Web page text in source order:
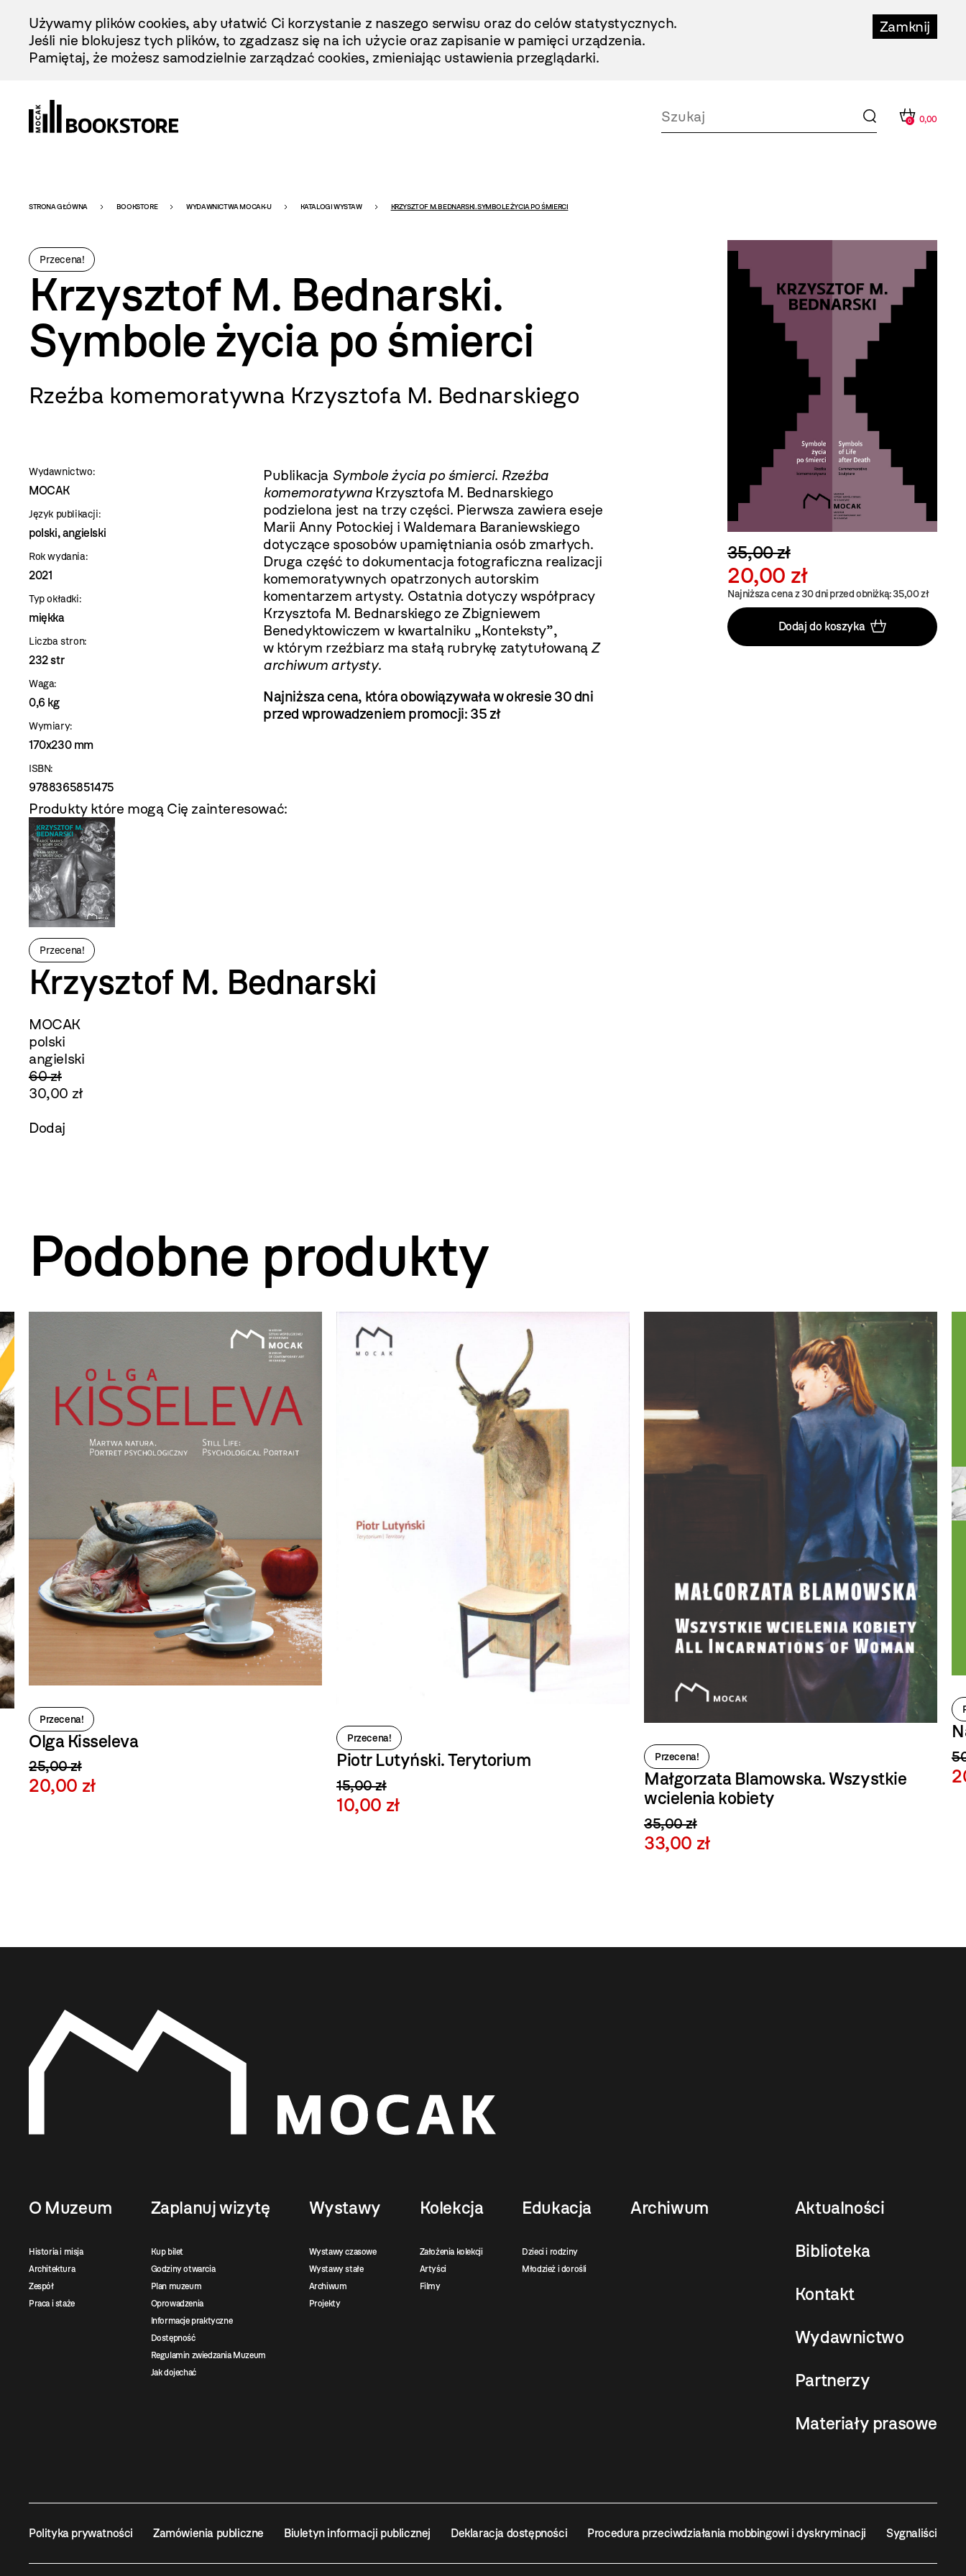
Treści
Zamknij
Używamy plików cookies, aby ułatwić Ci korzystanie z naszego serwisu oraz do celów statystycznych.
Jeśli nie blokujesz tych plików, to zgadzasz się na ich użycie oraz zapisanie w pamięci urządzenia.
Pamiętaj, że możesz samodzielnie zarządzać cookies, zmieniając ustawienia przeglądarki.
0 0,00
Bookstore
-
szablon
szczegóły
STRONA GŁÓWNA BOOKSTORE WYDAWNICTWA MOCAK-U KATALOGI WYSTAW KRZYSZTOF M. BEDNARSKI. SYMBOLE ŻYCIA PO ŚMIERCI
Przecena!
Krzysztof M. Bednarski.
Symbole życia po śmierci
Rzeźba komemoratywna Krzysztofa M. Bednarskiego
Wydawnictwo:
MOCAK
Język publikacji:
polski, angielski
Rok wydania:
2021
Typ okładki:
miękka
Liczba stron:
232 str
Waga:
0,6 kg
Wymiary:
170x230 mm
ISBN:
9788365851475
Publikacja Symbole życia po śmierci. Rzeźba
komemoratywnaKrzysztofa M. Bednarskiego
podzielona jest na trzy części. Pierwsza zawiera eseje
Marii Anny Potockiej i Waldemara Baraniewskiego
dotyczące sposobów upamiętniania osób zmarłych.
Druga część to dokumentacja fotograficzna realizacji
komemoratywnych opatrzonych autorskim
komentarzem artysty. Ostatnia dotyczy współpracy
Krzysztofa M. Bednarskiego ze Zbigniewem
Benedyktowiczem w kwartalniku „Konteksty”,
w którym rzeźbiarz ma stałą rubrykę zatytułowaną Z
archiwum artysty.
Najniższa cena, która obowiązywała w okresie 30 dni
przed wprowadzeniem promocji: 35 zł
35,00 zł
20,00 zł
Najniższa cena z 30 dni przed obniżką: 35,00 zł
Dodaj do koszyka
Produkty które mogą Cię zainteresować:
Przecena!
Krzysztof M. Bednarski
MOCAK
polski
angielski
60 zł
30,00 zł
Dodaj
Podobne produkty
Przecena!
Olga Kisseleva
25,00 zł
20,00 zł
Przecena!
Piotr Lutyński. Terytorium
15,00 zł
10,00 zł
Przecena!
Małgorzata Blamowska. Wszystkie
wcielenia kobiety
35,00 zł
33,00 zł
O Muzeum
Historia i misja
Architektura
Zespół
Praca i staże
Zaplanuj wizytę
Kup bilet
Godziny otwarcia
Plan muzeum
Oprowadzenia
Informacje praktyczne
Dostępność
Regulamin zwiedzania Muzeum
Jak dojechać
Wystawy
Wystawy czasowe
Wystawy stałe
Archiwum
Projekty
Kolekcja
Założenia kolekcji
Artyści
Filmy
Edukacja
Dzieci i rodziny
Młodzież i dorośli
Archiwum Aktualności
Biblioteka
Kontakt
Wydawnictwo
Partnerzy
Materiały prasowe
Polityka prywatności Zamówienia publiczne Biuletyn informacji publicznej Deklaracja dostępności Procedura przeciwdziałania mobbingowi i dyskryminacji Sygnaliści